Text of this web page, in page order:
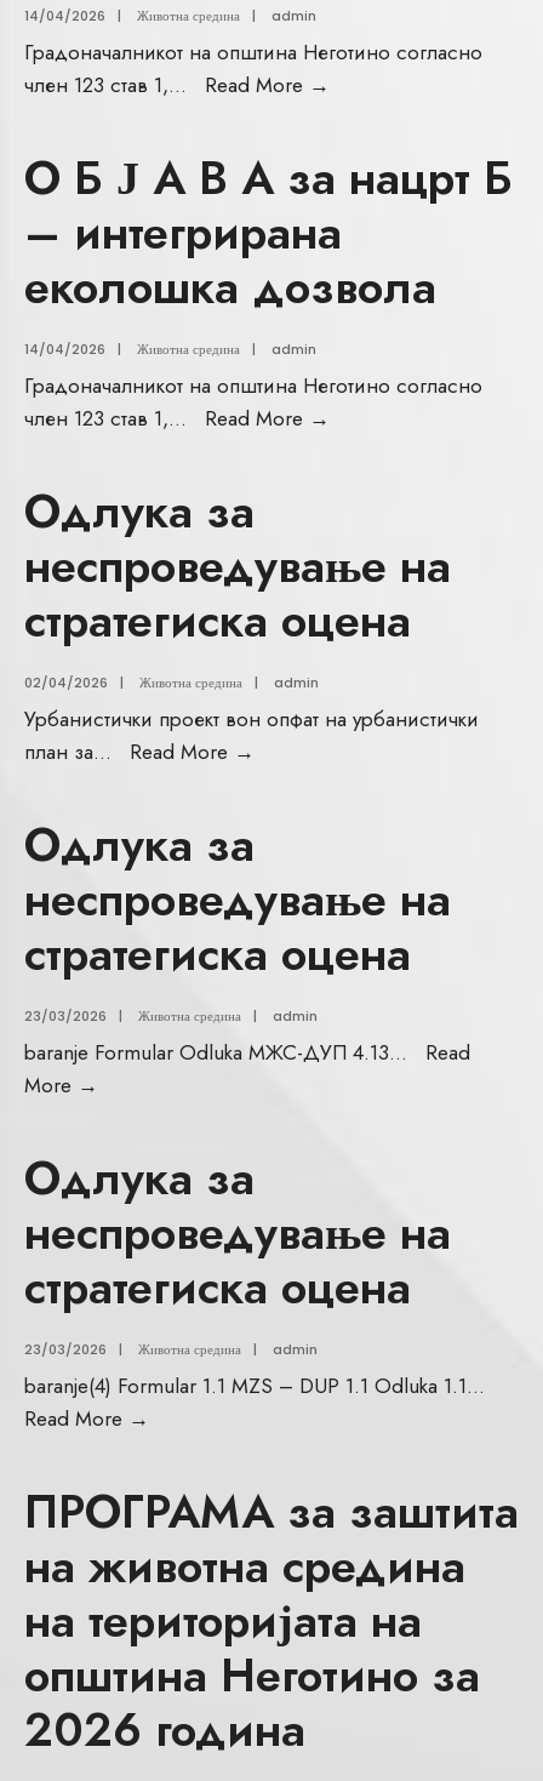
14/04/2026 | Животна средина | admin
Градоначалникот на општина Неготино согласно
член 123 став 1,... Read More →
О Б Ј А В А за нацрт Б
– интегрирана
еколошка дозвола
14/04/2026 | Животна средина | admin
Градоначалникот на општина Неготино согласно
член 123 став 1,... Read More →
Одлука за
неспроведување на
стратегиска оцена
02/04/2026 | Животна средина | admin
Урбанистички проект вон опфат на урбанистички
план за... Read More →
Одлука за
неспроведување на
стратегиска оцена
23/03/2026 | Животна средина | admin
baranje Formular Odluka МЖС-ДУП 4.13...
Read
More →
Одлука за
неспроведување на
стратегиска оцена
23/03/2026 | Животна средина | admin
baranje(4) Formular 1.1 MZS – DUP 1.1 Odluka 1.1...
Read More →
ПРОГРАМА за заштита
на животна средина
на територијата на
општина Неготино за
2026 година